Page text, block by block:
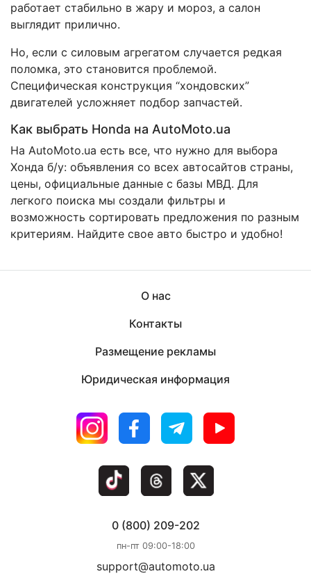
работает стабильно в жару и мороз, а салон
выглядит прилично.
Но, если с силовым агрегатом случается редкая
поломка, это становится проблемой.
Специфическая конструкция “хондовских”
двигателей усложняет подбор запчастей.
Как выбрать Honda на AutoMoto.ua
На AutoMoto.ua есть все, что нужно для выбора
Хонда б/у: объявления со всех автосайтов страны,
цены, официальные данные с базы МВД. Для
легкого поиска мы создали фильтры и
возможность сортировать предложения по разным
критериям. Найдите свое авто быстро и удобно!
О нас
Контакты
Размещение рекламы
Юридическая информация
0 (800) 209-202
пн-пт 09:00-18:00
support@automoto.ua